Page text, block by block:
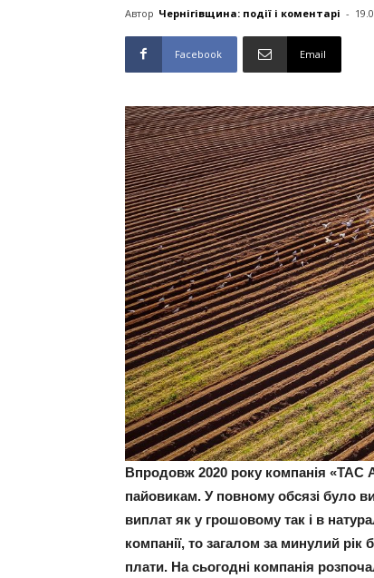
Автор Чернігівщина: події і коментарі -
Facebook Email
Впродовж 2020 року компанія «ТАС
пайовикам. У повному обсязі було
виплат як у грошовому так і в
компанії, то загалом за минулий
плати. На сьогодні компанія